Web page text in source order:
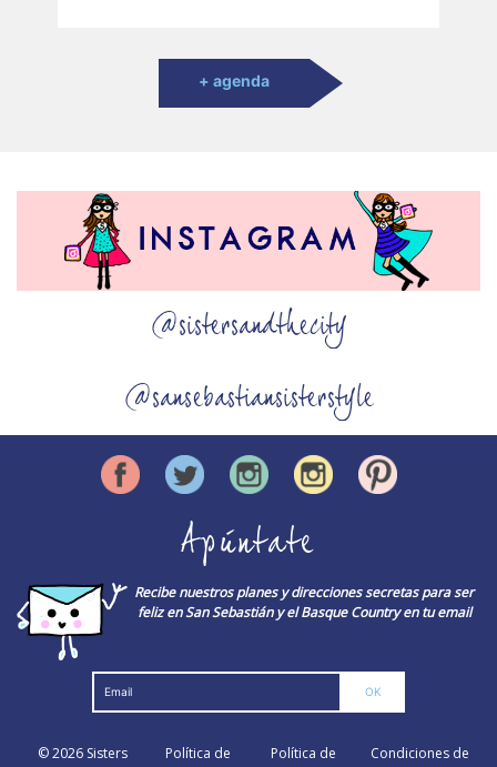
+ agenda
@sistersandthecity
@sansebastiansisterstyle
Apúntate
Recibe nuestros planes y direcciones secretas para ser
feliz en San Sebastián y el Basque Country en tu email
© 2026 Sisters
Política de
Política de
Condiciones de